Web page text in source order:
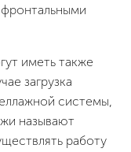
иметь также
загрузка
системы,
называют
работу